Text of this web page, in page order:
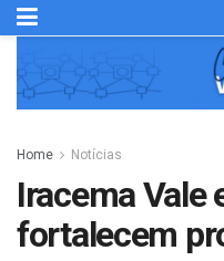
Home Notícias
Iracema Vale
fortalecem